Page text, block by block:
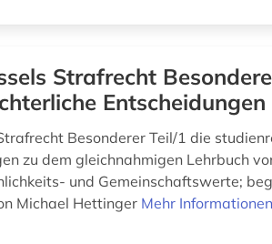
Strafrecht
Entscheidungen
Besonderer Teil/1 die
zu dem gleichnahmigen Lehrbuch
und Gemeinschaftswerte;
Michael Hettinger Mehr Informationen